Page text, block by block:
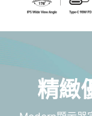
精緻